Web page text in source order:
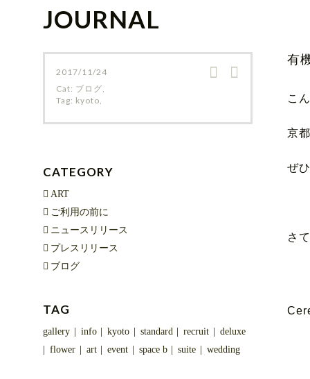
JOURNAL
2017/11/24
Cat: ブログ,
Tag: kyoto
CATEGORY
ART
ご利用の前に
ニュースリリース
プレスリリース
ブログ
TAG
gallery info kyoto standard recruit
deluxe
flower
art event space b suite wedding
有
こ
京
ぜ
さ